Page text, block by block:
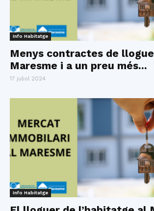
Info Habitatge
Menys contractes de
Maresme i a un preu més...
17 juliol 2024
Info Habitatge